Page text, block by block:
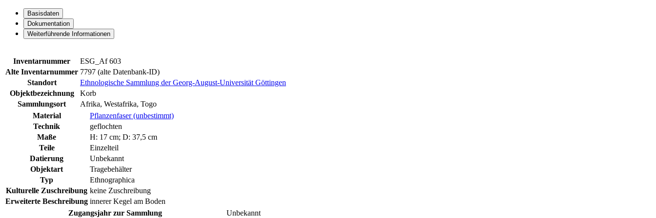
Basisdaten
Dokumentation
Weiterführende Informationen
Inventarnummer
ESG_Af 603
Alte Inventarnummer 7797 (alte Datenbank-ID)
Standort
Ethnologische Sammlung der Georg-August-Universität Göttingen
Objektbezeichnung
Korb
Sammlungsort
Afrika, Westafrika, Togo
Material
Pflanzenfaser (unbestimmt)
Technik
geflochten
Maße
H: 17 cm; D: 37,5 cm
Teile
Einzelteil
Datierung
Unbekannt
Objektart
Tragebehälter
Typ
Ethnographica
Kulturelle Zuschreibung keine Zuschreibung
Erweiterte Beschreibung innerer Kegel am Boden
Zugangsjahr zur Sammlung
Unbekannt